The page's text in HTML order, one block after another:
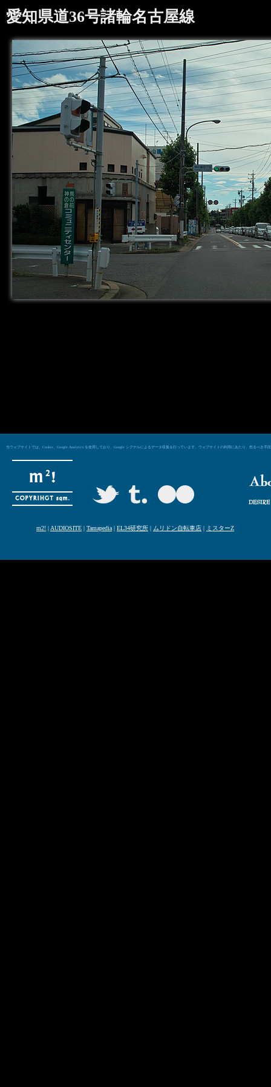
愛知県道36号諸輪名古屋線
当ウェブサイトでは、Cookie、Google Analytics を使用しており、Google シグナルによるデータ収集を行っています。ウェブサイトの利用にあたり、然るべき
m2! | AUDIOSITE | Tamapedia | EL34研究所 | ムリドン自転車店 | ミスターZ